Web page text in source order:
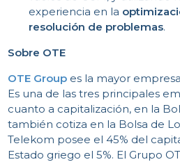
experiencia en la
resolución de problemas.
Sobre OTE
OTE Group es la mayor
Es una de las tres principales
cuanto a capitalización, en la
también cotiza en la Bolsa de
Telekom posee el 45% del
Estado griego el 5%. El Grupo